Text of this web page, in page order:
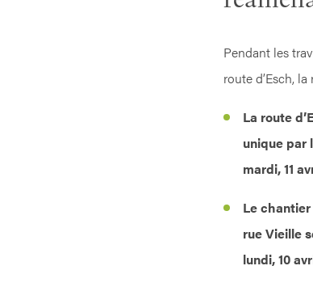
Pendant les
route d’Esch,
La route
unique par
mardi, 11
Le
rue Vieille
lundi, 10